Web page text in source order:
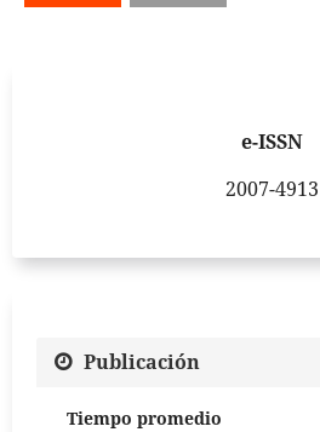
e-ISSN
2007-4913
Publicación
Tiempo promedio